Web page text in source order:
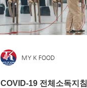
MY K FOOD
COVID-19 전체소독지침